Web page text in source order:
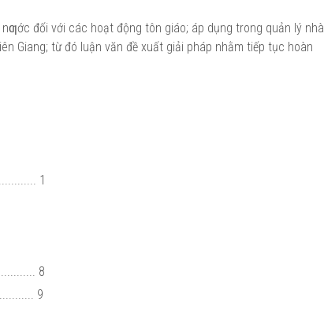
đối với các hoạt động tôn giáo; áp dụng trong quản lý nhà
Giang; từ đó luận văn đề xuất giải pháp nhằm tiếp tục hoàn
1
8
9